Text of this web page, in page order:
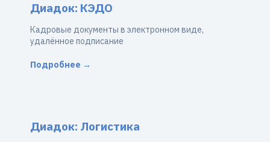
Диадок: КЭДО
Кадровые документы в электронном виде,
удалённое подписание
Подробнее →
Диадок: Логистика